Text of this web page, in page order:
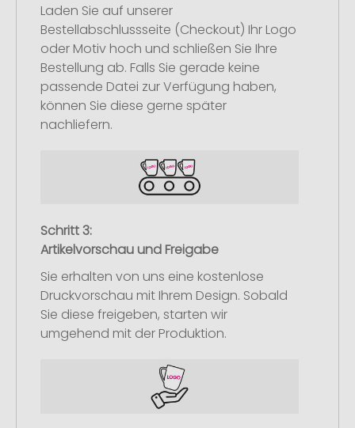
Laden Sie auf unserer
Bestellabschlussseite (Checkout) Ihr Logo
oder Motiv hoch und schließen Sie Ihre
Bestellung ab. Falls Sie gerade keine
passende Datei zur Verfügung haben,
können Sie diese gerne später
nachliefern.
Schritt 3:
Artikelvorschau und Freigabe
Sie erhalten von uns eine kostenlose
Druckvorschau mit Ihrem Design. Sobald
Sie diese freigeben, starten wir
umgehend mit der Produktion.